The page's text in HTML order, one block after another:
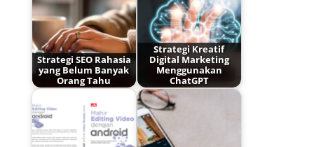
Strategi SEO Rahasia
yang Belum Banyak
Orang Tahu
Strategi Kreatif
Digital Marketing
Menggunakan
ChatGPT